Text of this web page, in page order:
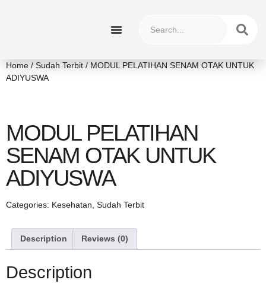
Home / Sudah Terbit / MODUL PELATIHAN SENAM OTAK UNTUK
ADIYUSWA
MODUL PELATIHAN
SENAM OTAK UNTUK
ADIYUSWA
Categories: Kesehatan Sudah Terbit
Description Reviews (0)
Description